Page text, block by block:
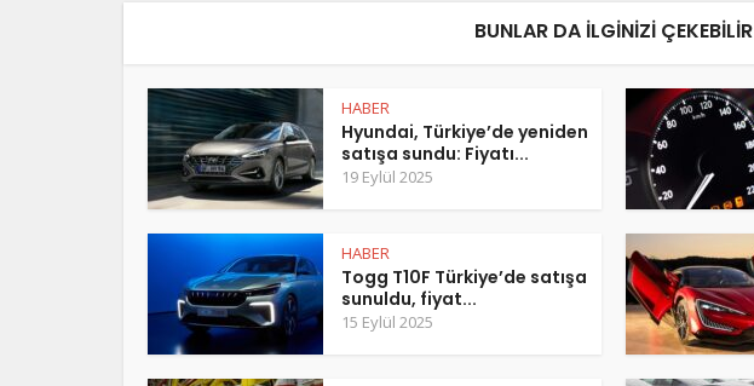
BUNLAR DA ILGINIZI ÇEKEBILIR
HABER
Hyundai, Türkiye’de yeniden
satışa sundu: Fiyatı...
19 Eylül 2025
HABER
Togg T10F Türkiye’de satışa
sunuldu, fiyat...
15 Eylül 2025